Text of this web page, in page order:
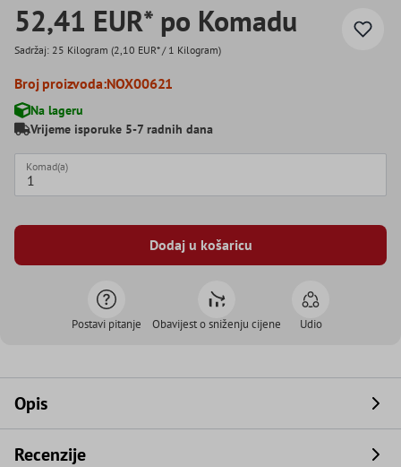
52,41 EUR* po Komadu
Sadržaj: 25 Kilogram (2,10 EUR* / 1 Kilogram)
Broj proizvoda:NOX00621
Na lageru
Vrijeme isporuke 5-7 radnih dana
Komad(a)
Dodaj u košaricu
Postavi pitanje Obavijest o sniženju cijene Udio
Opis
Recenzije